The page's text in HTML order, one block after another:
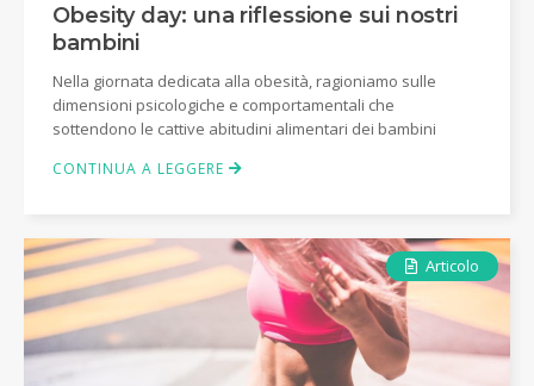
Obesity day: una riflessione sui nostri
bambini
Nella giornata dedicata alla obesità, ragioniamo sulle
dimensioni psicologiche e comportamentali che
sottendono le cattive abitudini alimentari dei bambini
CONTINUA A LEGGERE
Articolo